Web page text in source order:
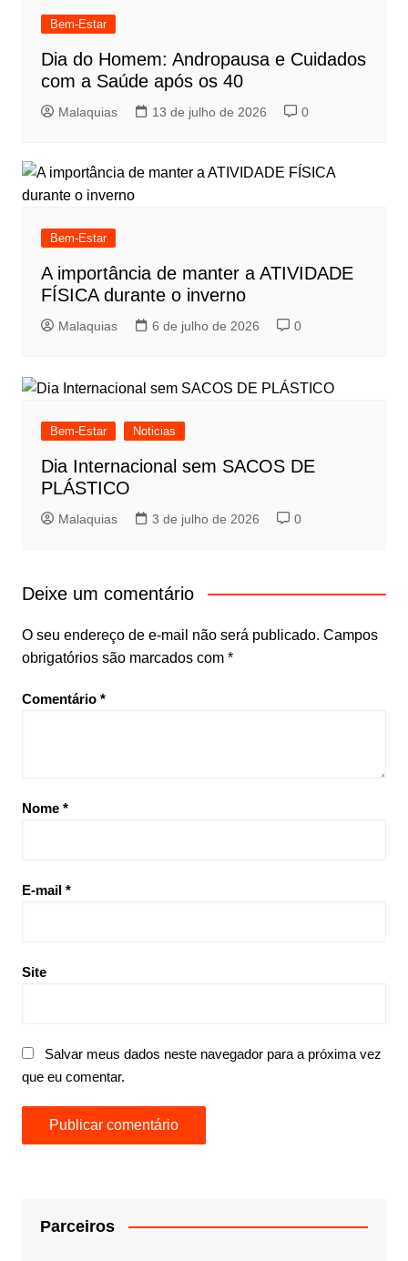
Bem-Estar
Dia do Homem: Andropausa e Cuidados
com a Saúde após os 40
Malaquias 13 de julho de 2026 0
Bem-Estar
A importância de manter a ATIVIDADE
FÍSICA durante o inverno
Malaquias 6 de julho de 2026 0
Bem-Estar Noticias
Dia Internacional sem SACOS DE
PLÁSTICO
Malaquias 3 de julho de 2026 0
Deixe um comentário
O seu endereço de e-mail não será publicado. Campos
obrigatórios são marcados com *
Comentário *
Nome *
E-mail *
Site
Salvar meus dados neste navegador para a próxima vez
que eu comentar.
Parceiros